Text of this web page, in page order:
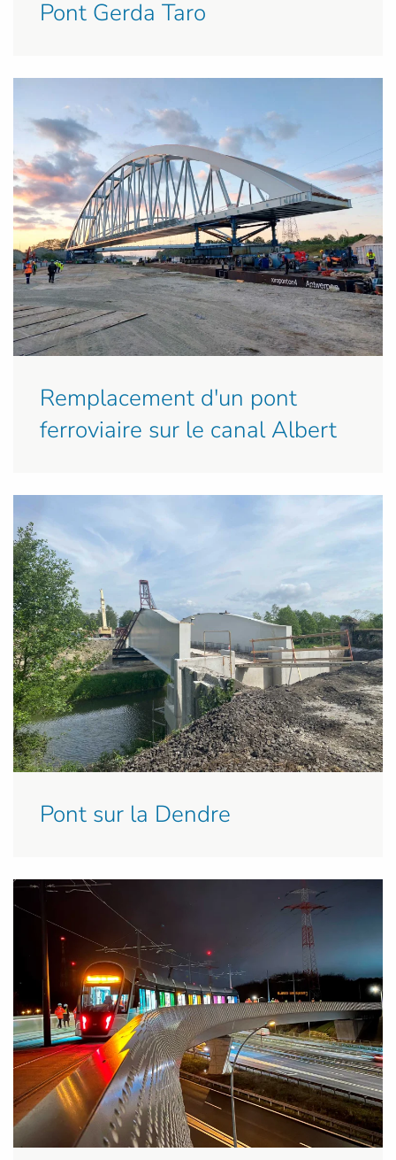
Pont Gerda Taro
Remplacement d'un pont
ferroviaire sur le canal Albert
Pont sur la Dendre